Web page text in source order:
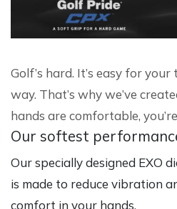
Golf’s hard. It’s easy for
way. That’s why we’ve
hands are comfortable,
Our softest
Our specially designed EXO
is made to reduce vibration
comfort in your hands.